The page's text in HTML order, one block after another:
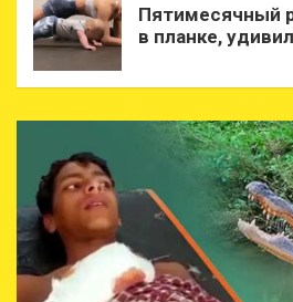
Пятимесячный
в планке,